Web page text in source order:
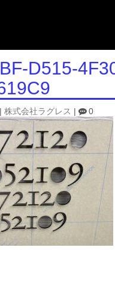
D515-
株式会社ラグレス 0